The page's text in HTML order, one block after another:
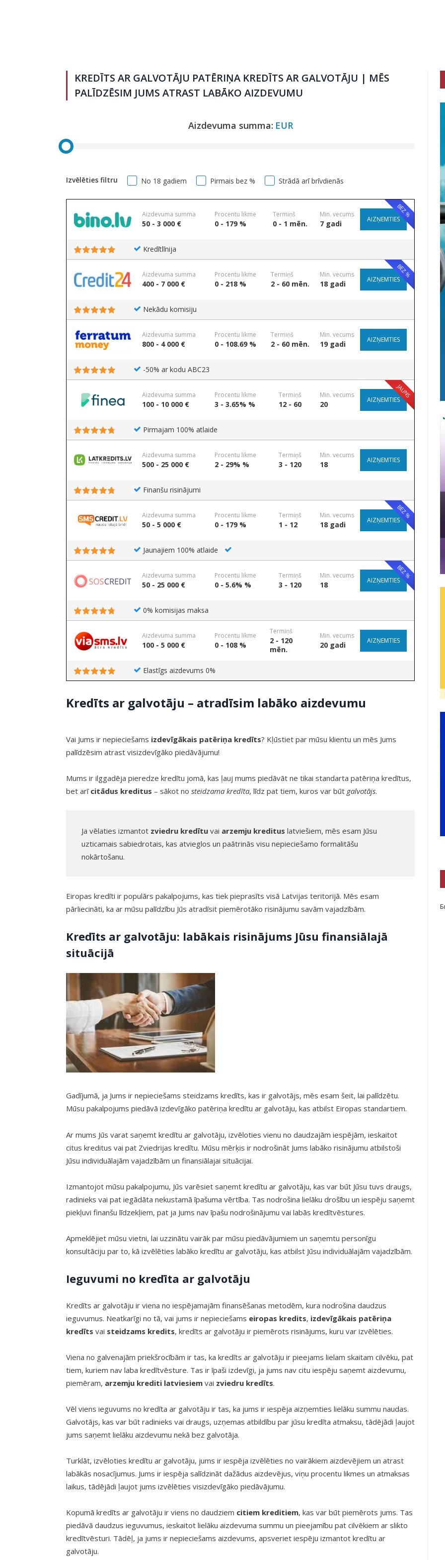
KREDĪTS AR GALVOTĀJU PATĒRIŅA KREDĪTS AR GALVOTĀJU | MĒS
PALĪDZĒSIM JUMS ATRAST LABĀKO AIZDEVUMU
Aizdevuma summa: EUR
Izvēlēties filtru No 18 gadiem Pirmais bez % Strādā arī brīvdienās
BEZ %
Aizdevuma summa
50 - 3 000 €
Procentu likme
0 - 179 %
Termiņš
0 - 1 mēn.
Min. vecums
7 gadi AIZŅEMTIES
Kredītlīnija
BEZ %
Aizdevuma summa
400 - 7 000 €
Procentu likme
0 - 218 %
Termiņš
2 - 60 mēn.
Min. vecums
18 gadi AIZŅEMTIES
Nekādu komisiju
Aizdevuma summa
800 - 4 000 €
Procentu likme
0 - 108.69 %
Termiņš
2 - 60 mēn.
Min. vecums
19 gadi AIZŅEMTIES
-50% ar kodu ABC23
JAUNS
Aizdevuma summa
100 - 10 000 €
Procentu likme
3 - 3.65% %
Termiņš
12 - 60
Min. vecums
20 AIZŅEMTIES
Pirmajam 100% atlaide
Aizdevuma summa
500 - 25 000 €
Procentu likme
2 - 29% %
Termiņš
3 - 120
Min. vecums
18 AIZŅEMTIES
Finanšu risinājumi
BEZ %
Aizdevuma summa
50 - 5 000 €
Procentu likme
0 - 179 %
Termiņš
1 - 12
Min. vecums
18 gadi AIZŅEMTIES
Jaunajiem 100% atlaide
BEZ %
Aizdevuma summa
50 - 25 000 €
Procentu likme
0 - 5.6% %
Termiņš
3 - 120
Min. vecums
18 AIZŅEMTIES
0% komisijas maksa
Aizdevuma summa
100 - 5 000 €
Procentu likme
0 - 108 %
Termiņš
2 - 120
mēn.
Min. vecums
20 gadi AIZŅEMTIES
Elastīgs aizdevums 0%
Kredīts ar galvotāju – atradīsim labāko aizdevumu
Vai Jums ir nepieciešams izdevīgākais patēriņa kredīts? Kļūstiet par mūsu klientu un mēs Jums
palīdzēsim atrast visizdevīgāko piedāvājumu!
Mums ir ilggadēja pieredze kredītu jomā, kas ļauj mums piedāvāt ne tikai standarta patēriņa kredītus,
bet arīcitādus kreditus – sākot no steidzama kredīta, līdz pat tiem, kuros var būt galvotājs.
Ja vēlaties izmantot zviedru kredītuvai arzemju kreditus latviešiem, mēs esam Jūsu
uzticamais sabiedrotais, kas atvieglos un paātrinās visu nepieciešamo formalitāšu
nokārtošanu.
Eiropas kredīti ir populārs pakalpojums, kas tiek pieprasīts visā Latvijas teritorijā. Mēs esam
pārliecināti, ka ar mūsu palīdzību Jūs atradīsit piemērotāko risinājumu savām vajadzībām.
Kredīts ar galvotāju: labākais risinājums Jūsu finansiālajā
situācijā
Gadījumā, ja Jums ir nepieciešams steidzams kredīts, kas ir galvotājs, mēs esam šeit, lai palīdzētu.
Mūsu pakalpojums piedāvā izdevīgāko patēriņa kredītu ar galvotāju, kas atbilst Eiropas standartiem.
Ar mums Jūs varat saņemt kredītu ar galvotāju, izvēloties vienu no daudzajām iespējām, ieskaitot
citus kreditus vai pat Zviedrijas kredītu. Mūsu mērķis ir nodrošināt Jums labāko risinājumu atbilstoši
Jūsu individuālajām vajadzībām un finansiālajai situācijai.
Izmantojot mūsu pakalpojumu, Jūs varēsiet saņemt kredītu ar galvotāju, kas var būt Jūsu tuvs draugs,
radinieks vai pat iegādāta nekustamā īpašuma vērtība. Tas nodrošina lielāku drošību un iespēju saņemt
piekļuvi finanšu līdzekļiem, pat ja Jums nav īpašu nodrošinājumu vai labās kredītvēstures.
Apmeklējiet mūsu vietni, lai uzzinātu vairāk par mūsu piedāvājumiem un saņemtu personīgu
konsultāciju par to, kā izvēlēties labāko kredītu ar galvotāju, kas atbilst Jūsu individuālajām vajadzībām.
Ieguvumi no kredīta ar galvotāju
Kredīts ar galvotāju ir viena no iespējamajām finansēšanas metodēm, kura nodrošina daudzus
ieguvumus. Neatkarīgi no tā, vai jums ir nepieciešams eiropas kredits, izdevīgākais patēriņa
kredīts vai steidzams kredits, kredīts ar galvotāju ir piemērots risinājums, kuru var izvēlēties.
Viena no galvenajām priekšrocībām ir tas, ka kredīts ar galvotāju ir pieejams lielam skaitam cilvēku, pat
tiem, kuriem nav laba kredītvēsture. Tas ir īpaši izdevīgi, ja jums nav citu iespēju saņemt aizdevumu,
piemēram, arzemju krediti latviesiem vai zviedru kredīts.
Vēl viens ieguvums no kredīta ar galvotāju ir tas, ka jums ir iespēja aizņemties lielāku summu naudas.
Galvotājs, kas var būt radinieks vai draugs, uzņemas atbildību par jūsu kredīta atmaksu, tādējādi ļaujot
jums saņemt lielāku aizdevumu nekā bez galvotāja.
Turklāt, izvēloties kredītu ar galvotāju, jums ir iespēja izvēlēties no vairākiem aizdevējiem un atrast
labākās nosacījumus. Jums ir iespēja salīdzināt dažādus aizdevējus, viņu procentu likmes un atmaksas
laikus, tādējādi ļaujot jums izvēlēties visizdevīgāko piedāvājumu.
Kopumā kredīts ar galvotāju ir viens no daudziem citiem kreditiem, kas var būt piemērots jums. Tas
piedāvā daudzus ieguvumus, ieskaitot lielāku aizdevuma summu un pieejamību pat cilvēkiem ar slikto
kredītvēsturi. Tādēļ, ja jums ir nepieciešams aizdevums, apsveriet iespēju izmantot kredītu ar
galvotāju.